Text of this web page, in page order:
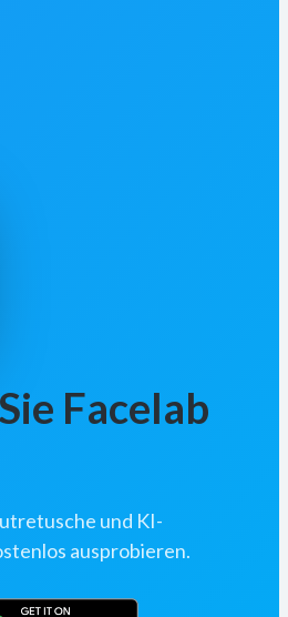
Facelab
und KI-
ausprobieren.